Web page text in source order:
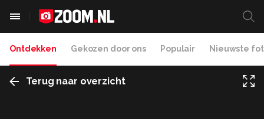
Ontdekken Gekozen door ons Populair Nieuwste
Terug naar overzicht